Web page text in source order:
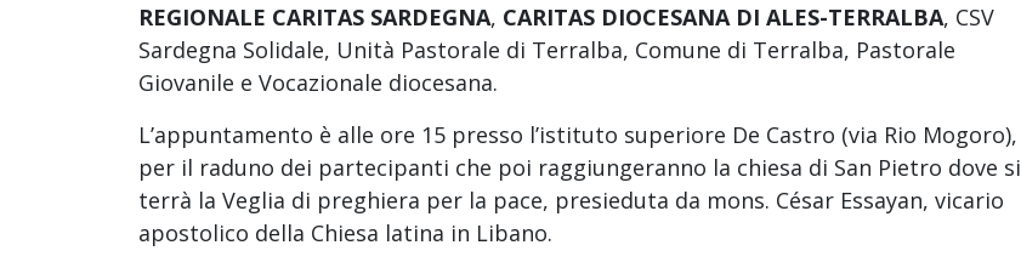
REGIONALE CARITAS SARDEGNA, CARITAS DIOCESANA DI ALES-TERRALBA, CSV
Sardegna Solidale, Unità Pastorale di Terralba, Comune di Terralba, Pastorale
Giovanile e Vocazionale diocesana.
L’appuntamento è alle ore 15 presso l’istituto superiore De Castro (via Rio Mogoro),
per il raduno dei partecipanti che poi raggiungeranno la chiesa di San Pietro dove si
terrà la Veglia di preghiera per la pace, presieduta da mons. César Essayan, vicario
apostolico della Chiesa latina in Libano.